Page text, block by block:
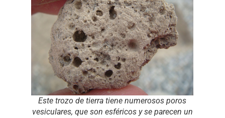
Este trozo de tierra tiene numerosos poros
vesiculares, que son esféricos y se parecen un